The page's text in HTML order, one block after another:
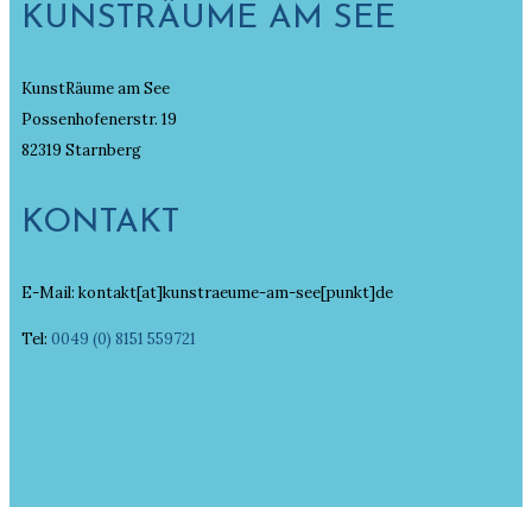
KUNSTRÄUME AM SEE
KunstRäume am See
Possenhofenerstr. 19
82319 Starnberg
KONTAKT
E-Mail: kontakt[at]kunstraeume-am-see[punkt]de
Tel: 0049 (0) 8151 559721